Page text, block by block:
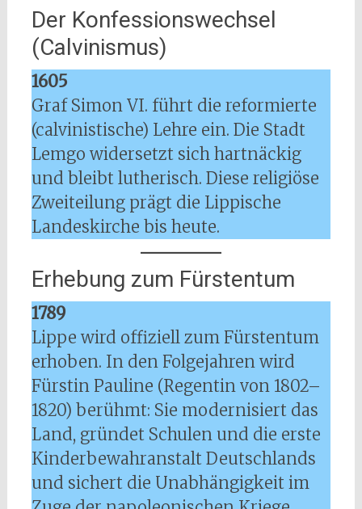
Der Konfessionswechsel
(Calvinismus)
1605
Graf Simon VI. führt die reformierte
(calvinistische) Lehre ein. Die Stadt
Lemgo widersetzt sich hartnäckig
und bleibt lutherisch. Diese religiöse
Zweiteilung prägt die Lippische
Landeskirche bis heute.
Erhebung zum Fürstentum
1789
Lippe wird offiziell zum Fürstentum
erhoben. In den Folgejahren wird
Fürstin Pauline (Regentin von 1802–
1820) berühmt: Sie modernisiert das
Land, gründet Schulen und die erste
Kinderbewahranstalt Deutschlands
und sichert die Unabhängigkeit im